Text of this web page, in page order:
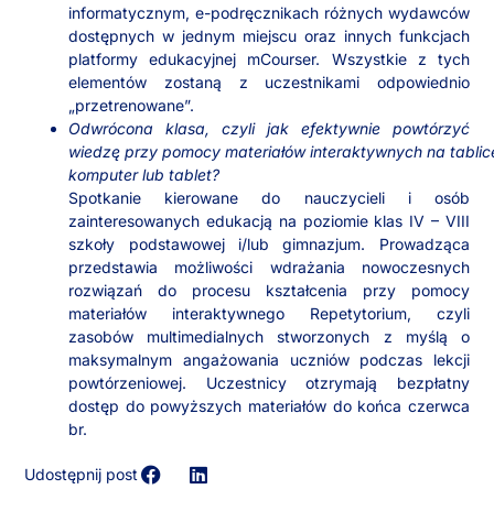
informatycznym, e-podręcznikach różnych wydawców
dostępnych w jednym miejscu oraz innych funkcjach
platformy edukacyjnej mCourser. Wszystkie z tych
elementów zostaną z uczestnikami odpowiednio
„przetrenowane”.
Odwrócona klasa, czyli jak efektywnie powtórzyć
wiedzęprzy pomocy materiałówinteraktywnychna
komputerlub tablet?
Spotkanie kierowane do nauczycieli i osób
zainteresowanych edukacją na poziomie klas IV – VIII
szkoły podstawowej i/lub gimnazjum. Prowadząca
przedstawia możliwości wdrażania nowoczesnych
rozwiązań do procesu kształcenia przy pomocy
materiałów interaktywnego Repetytorium, czyli
zasobów multimedialnych stworzonych z myślą o
maksymalnym angażowania uczniów podczas lekcji
powtórzeniowej. Uczestnicy otzrymają bezpłatny
dostęp do powyższych materiałów do końca czerwca
br.
Udostępnij post